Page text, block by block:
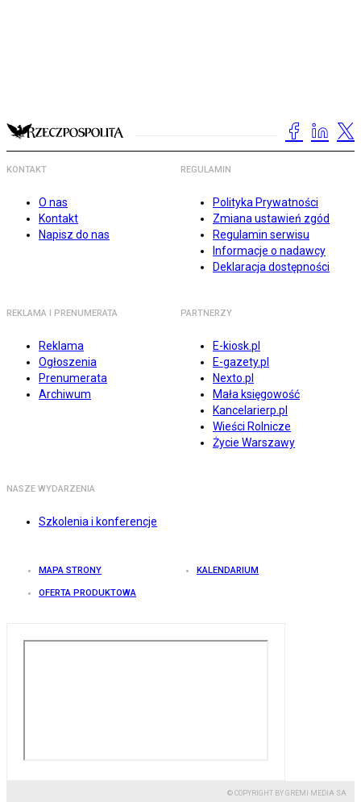
KONTAKT
O nas
Kontakt
Napisz do nas
REGULAMIN
Polityka Prywatności
Zmiana ustawień zgód
Regulamin serwisu
Informacje o nadawcy
Deklaracja dostępności
REKLAMA I PRENUMERATA
Reklama
Ogłoszenia
Prenumerata
Archiwum
PARTNERZY
E-kiosk.pl
E-gazety.pl
Nexto.pl
Mała księgowość
Kancelarierp.pl
Wieści Rolnicze
Życie Warszawy
NASZE WYDARZENIA
Szkolenia i konferencje
MAPA STRONY KALENDARIUM
OFERTA PRODUKTOWA
© COPYRIGHT BY GREMI MEDIA SA